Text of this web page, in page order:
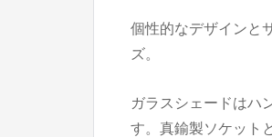
個性的なデザインと
ズ。
ガラスシェードはハ
す。真鍮製ソケット